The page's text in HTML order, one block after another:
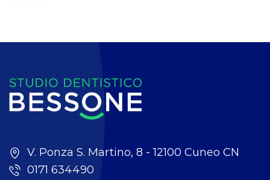
V. Ponza S. Martino, 8 - 12100 Cuneo CN
0171 634490